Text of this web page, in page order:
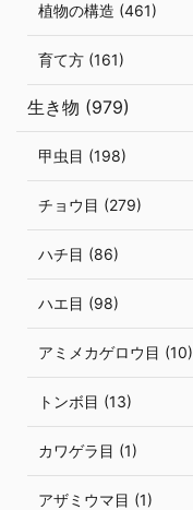
植物の構造 (461)
育て方 (161)
生き物 (979)
甲虫目 (198)
チョウ目 (279)
ハチ目 (86)
ハエ目 (98)
アミメカゲロウ目 (10)
トンボ目 (13)
カワゲラ目 (1)
アザミウマ目 (1)